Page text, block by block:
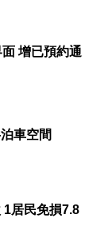
增已預約通
車空間
1居民免損7.8